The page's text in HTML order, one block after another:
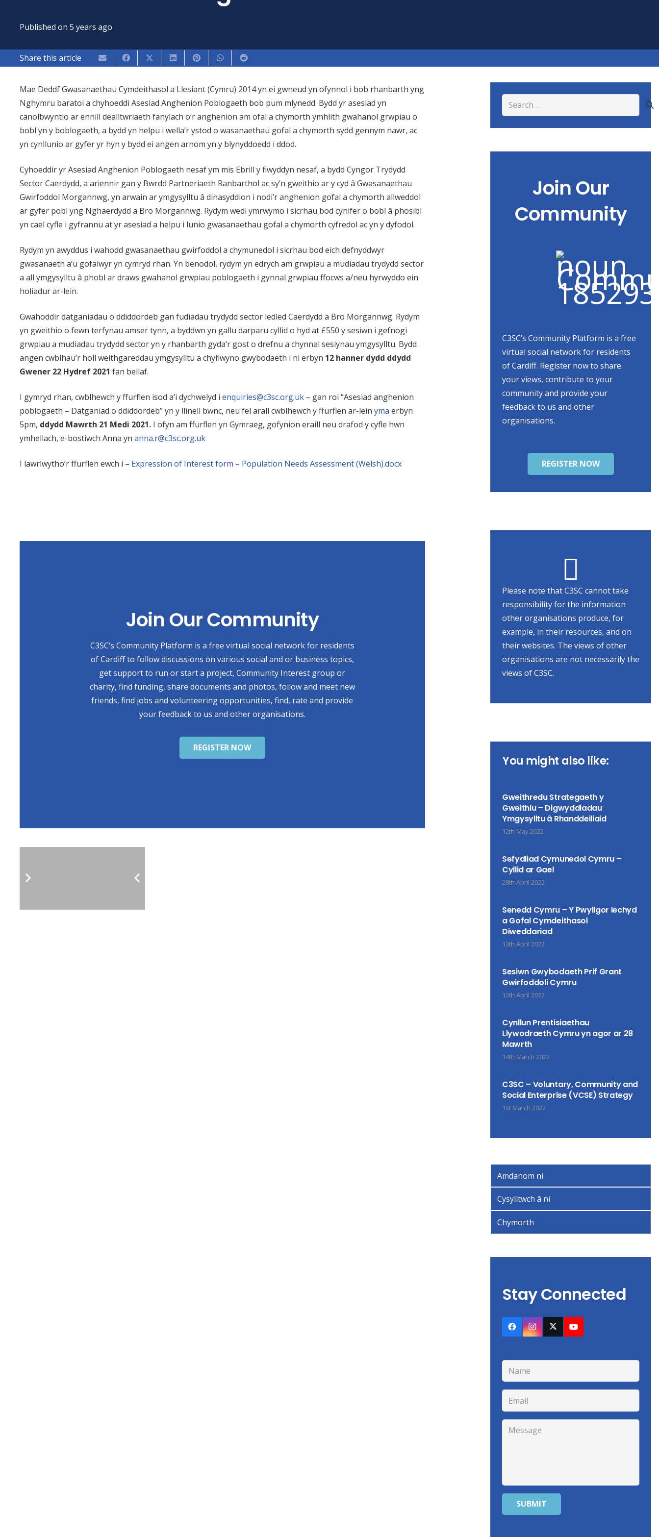
Published on 5 years ago
Share this article
Mae Deddf Gwasanaethau Cymdeithasol a Llesiant (Cymru) 2014 yn ei gwneud yn ofynnol i bob rhanbarth yng
Nghymru baratoi a chyhoeddi Asesiad Anghenion Poblogaeth bob pum mlynedd. Bydd yr asesiad yn
canolbwyntio ar ennill dealltwriaeth fanylach o’r anghenion am ofal a chymorth ymhlith gwahanol grwpiau o
bobl yn y boblogaeth, a bydd yn helpu i wella’r ystod o wasanaethau gofal a chymorth sydd gennym nawr, ac
yn cynllunio ar gyfer yr hyn y bydd ei angen arnom yn y blynyddoedd i ddod.
Cyhoeddir yr Asesiad Anghenion Poblogaeth nesaf ym mis Ebrill y flwyddyn nesaf, a bydd Cyngor Trydydd
Sector Caerdydd, a ariennir gan y Bwrdd Partneriaeth Ranbarthol ac sy’n gweithio ar y cyd â Gwasanaethau
Gwirfoddol Morgannwg, yn arwain ar ymgysylltu â dinasyddion i nodi’r anghenion gofal a chymorth allweddol
ar gyfer pobl yng Nghaerdydd a Bro Morgannwg. Rydym wedi ymrwymo i sicrhau bod cynifer o bobl â phosibl
yn cael cyfle i gyfrannu at yr asesiad a helpu i lunio gwasanaethau gofal a chymorth cyfredol ac yn y dyfodol.
Rydym yn awyddus i wahodd gwasanaethau gwirfoddol a chymunedol i sicrhau bod eich defnyddwyr
gwasanaeth a’u gofalwyr yn cymryd rhan. Yn benodol, rydym yn edrych am grwpiau a mudiadau trydydd sector
a all ymgysylltu â phobl ar draws gwahanol grwpiau poblogaeth i gynnal grwpiau ffocws a/neu hyrwyddo ein
holiadur ar-lein.
Gwahoddir datganiadau o ddiddordeb gan fudiadau trydydd sector ledled Caerdydd a Bro Morgannwg. Rydym
yn gweithio o fewn terfynau amser tynn, a byddwn yn gallu darparu cyllid o hyd at £550 y sesiwn i gefnogi
grwpiau a mudiadau trydydd sector yn y rhanbarth gyda’r gost o drefnu a chynnal sesiynau ymgysylltu. Bydd
angen cwblhau’r holl weithgareddau ymgysylltu a chyflwyno gwybodaeth i ni erbyn 12 hanner dydd ddydd
Gwener 22 Hydref 2021 fan bellaf.
I gymryd rhan, cwblhewch y ffurflen isod a’i dychwelyd i enquiries@c3sc.org.uk – gan roi “Asesiad anghenion
poblogaeth – Datganiad o ddiddordeb” yn y llinell bwnc, neu fel arall cwblhewch y ffurflen ar-lein yma erbyn
5pm, ddydd Mawrth 21 Medi 2021. I ofyn am ffurflen yn Gymraeg, gofynion eraill neu drafod y cyfle hwn
ymhellach, e-bostiwch Anna yn anna.r@c3sc.org.uk
I lawrlwytho’r ffurflen ewch i – Expression of Interest form – Population Needs Assessment (Welsh).docx
Join Our Community
C3SC’s Community Platform is a free virtual social network for residents
of Cardiff to follow discussions on various social and or business topics,
get support to run or start a project, Community Interest group or
charity, find funding, share documents and photos, follow and meet new
friends, find jobs and volunteering opportunities, find, rate and provide
your feedback to us and other organisations.
REGISTER NOW
Search
for:
Join Our
Community
C3SC’s Community Platform is a free
virtual social network for residents
of Cardiff. Register now to share
your views, contribute to your
community and provide your
feedback to us and other
organisations.
REGISTER NOW
Please note that C3SC cannot take
responsibility for the information
other organisations produce, for
example, in their resources, and on
their websites. The views of other
organisations are not necessarily the
views of C3SC.
You might also like:
Gweithredu Strategaeth y
Gweithlu – Digwyddiadau
Ymgysylltu â Rhanddeiliaid
12th May 2022
Sefydliad Cymunedol Cymru –
Cyllid ar Gael
28th April 2022
Senedd Cymru – Y Pwyllgor Iechyd
a Gofal Cymdeithasol
Diweddariad
13th April 2022
Sesiwn Gwybodaeth Prif Grant
Gwirfoddoli Cymru
12th April 2022
Cynllun Prentisiaethau
Llywodraeth Cymru yn agor ar 28
Mawrth
14th March 2022
C3SC – Voluntary, Community and
Social Enterprise (VCSE) Strategy
1st March 2022
Amdanom ni
Cysylltwch â ni
Chymorth
Stay Connected
SUBMIT